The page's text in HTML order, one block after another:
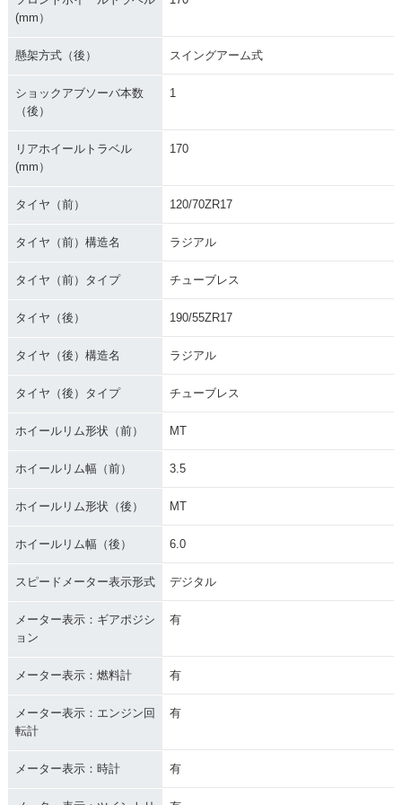
(mm）
懸架方式（後） スイングアーム式
ショックアブソーバ本数
（後）
1
リアホイールトラベル
(mm）
170
タイヤ（前） 120/70ZR17
タイヤ（前）構造名 ラジアル
タイヤ（前）タイプ チューブレス
タイヤ（後） 190/55ZR17
タイヤ（後）構造名 ラジアル
タイヤ（後）タイプ チューブレス
ホイールリム形状（前） MT
ホイールリム幅（前） 3.5
ホイールリム形状（後） MT
ホイールリム幅（後） 6.0
スピードメーター表示形式 デジタル
メーター表示：ギアポジシ
ョン
有
メーター表示：燃料計 有
メーター表示：エンジン回
転計
有
メーター表示：時計 有